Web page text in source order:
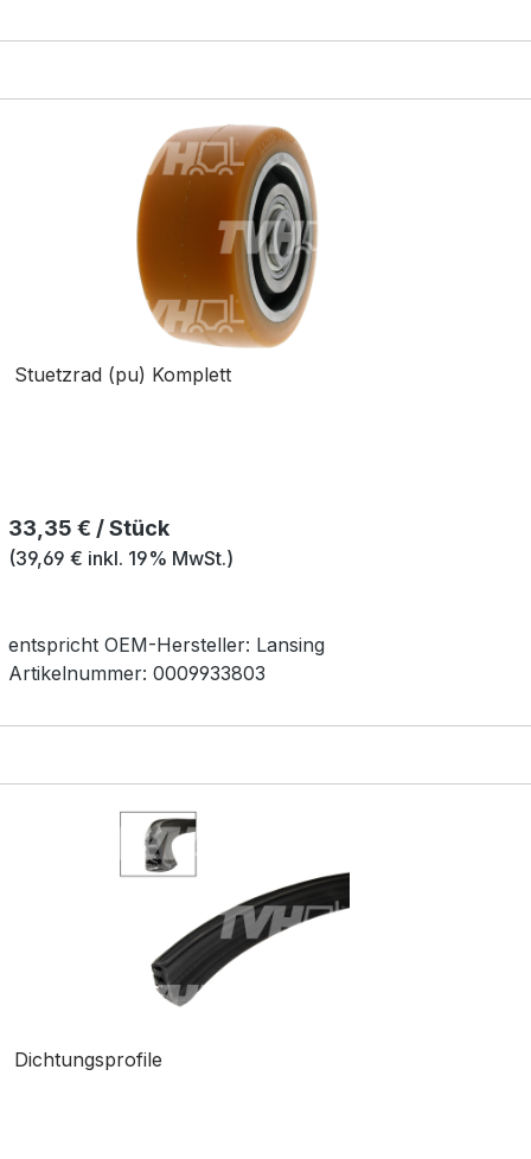
Stuetzrad (pu) Komplett
Regulärer Preis:
33,35 € / Stück
(39,69 € inkl. 19% MwSt.)
entspricht OEM-Hersteller: Lansing
Artikelnummer: 0009933803
Dichtungsprofile